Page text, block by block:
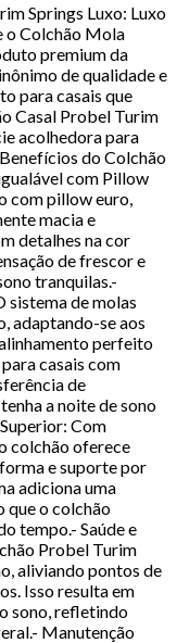
Springs Luxo: Luxo
o Colchão Mola
premium da
de qualidade e
para casais que
Casal Probel Turim
acolhedora para
do Colchão
com Pillow
com pillow euro,
macia e
detalhes na cor
de frescor e
tranquilas.-
sistema de molas
adaptando-se aos
perfeito
casais com
de
a noite de sono
Com
colchão oferece
e suporte por
adiciona uma
que o colchão
tempo.- Saúde e
Probel Turim
aliviando pontos de
Isso resulta em
sono, refletindo
Manutenção